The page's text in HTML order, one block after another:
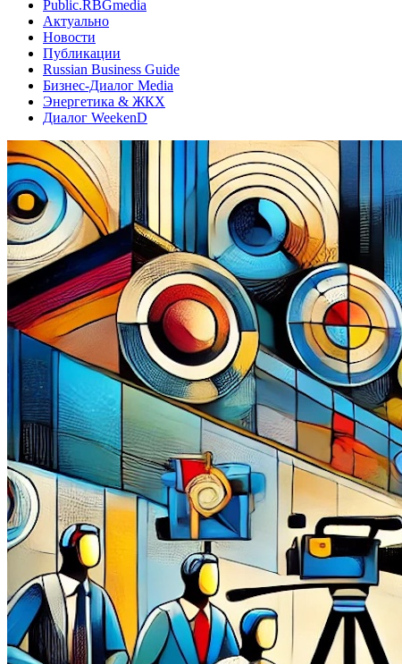
Public.RBGmedia
Актуально
Новости
Публикации
Russian Business Guide
Бизнес-Диалог Media
Энергетика & ЖКХ
Диалог WeekenD